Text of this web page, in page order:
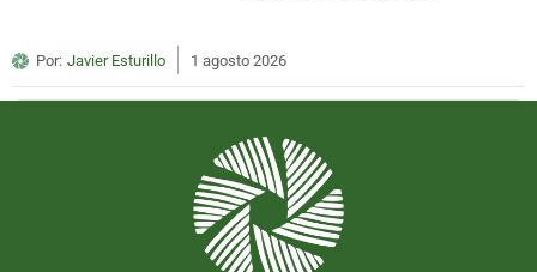
Por: Javier Esturillo 1 agosto 2026